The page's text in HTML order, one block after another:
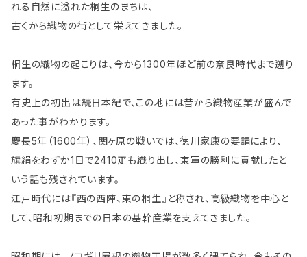
れる自然に溢れた桐生のまちは、
古くから織物の街として栄えてきました。
桐生の織物の起こりは、今から1300年ほど前の奈良時代まで遡り
ます。
有史上の初出は続日本紀で、この地には昔から織物産業が盛んで
あった事がわかります。
慶長5年（1600年）、関ヶ原の戦いでは、徳川家康の要請により、
旗絹をわずか1日で2410疋も織り出し、東軍の勝利に貢献したと
いう話も残されています。
江戸時代には『西の西陣、東の桐生』と称され、高級織物を中心と
して、昭和初期までの日本の基幹産業を支えてきました。